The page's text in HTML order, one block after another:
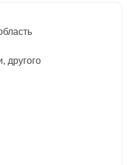
другого